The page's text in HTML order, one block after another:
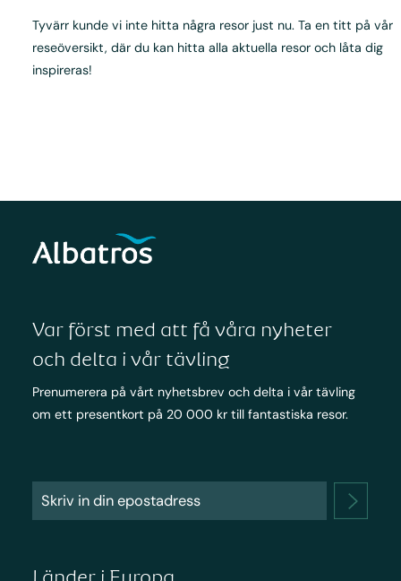
Tyvärr kunde vi inte hitta några resor just nu. Ta en titt på vår
reseöversikt, där du kan hitta alla aktuella resor och låta dig
inspireras!
Var först med att få våra nyheter
och delta i vår tävling
Prenumerera på vårt nyhetsbrev och delta i vår tävling
om ett presentkort på 20 000 kr till fantastiska resor.